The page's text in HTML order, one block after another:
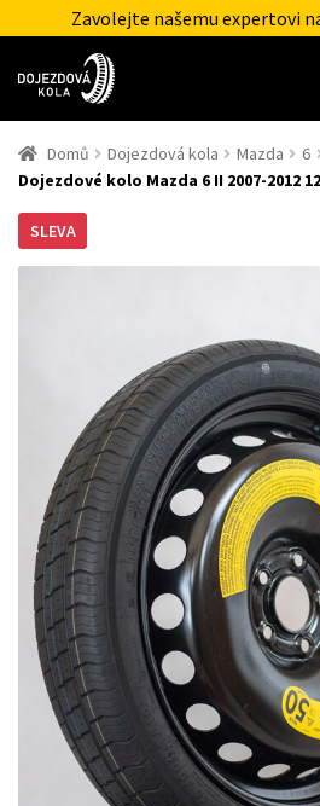
Zavolejte našemu expertovi
Domů Dojezdová kola Mazda 6
Dojezdové kolo Mazda 6 II 2007-2012
SLEVA